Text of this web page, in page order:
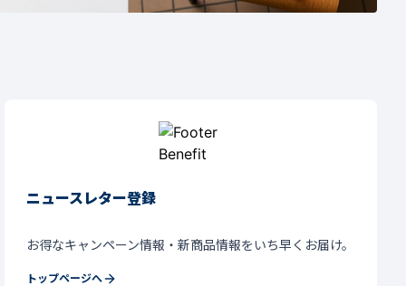
ニュースレター登録
お得なキャンペーン情報・新商品情報をいち早くお届け。
トップページへ